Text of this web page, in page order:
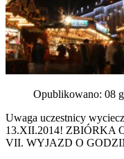
Opublikowano: 08
Uwaga uczestnicy
13.XII.2014! ZBIÓRKA
VII. WYJAZD O